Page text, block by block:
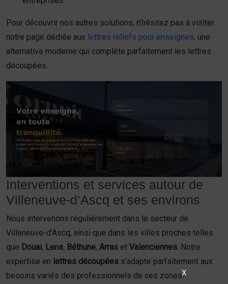
Pour découvrir nos autres solutions, n’hésitez pas à visiter
notre page dédiée aux lettres reliefs pour enseignes, une
alternative moderne qui complète parfaitement les lettres
découpées.
Interventions et services autour de
Villeneuve-d’Ascq et ses environs
Nous intervenons régulièrement dans le secteur de
Villeneuve-d’Ascq, ainsi que dans les villes proches telles
que Douai, Lens, Béthune, Arras et Valenciennes . Notre
expertise en lettres découpées s’adapte parfaitement aux
besoins variés des professionnels de ces zones.X